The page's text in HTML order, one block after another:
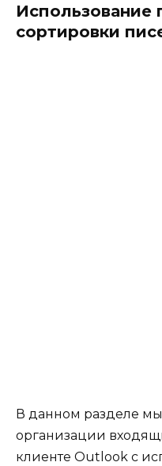
Использование
сортировки
В данном разделе
организации
клиенте Outlook с